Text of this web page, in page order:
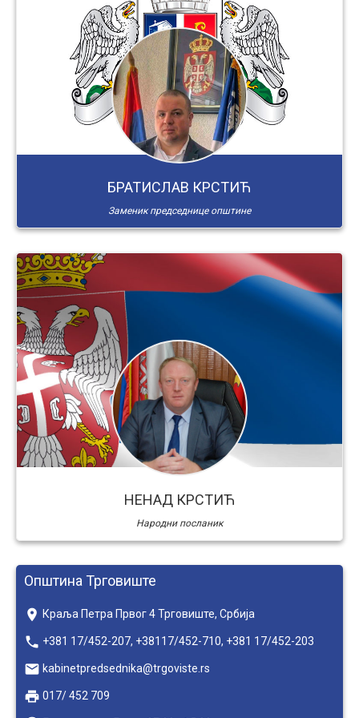
БРАТИСЛАВ КРСТИЋ
Заменик председнице општине
НЕНАД КРСТИЋ
Народни посланик
Општина Трговиште
place Краља Петра Првог 4 Трговиште, Србија
local_phone +381 17/452-207, +38117/452-710, +381 17/452-203
email kabinetpredsednika@trgoviste.rs
local_printshop 017/ 452 709